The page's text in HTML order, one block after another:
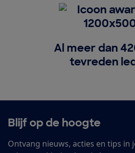
Al meer dan
tevreden
Blijf op de hoogte
Ontvang nieuws, acties en tips in